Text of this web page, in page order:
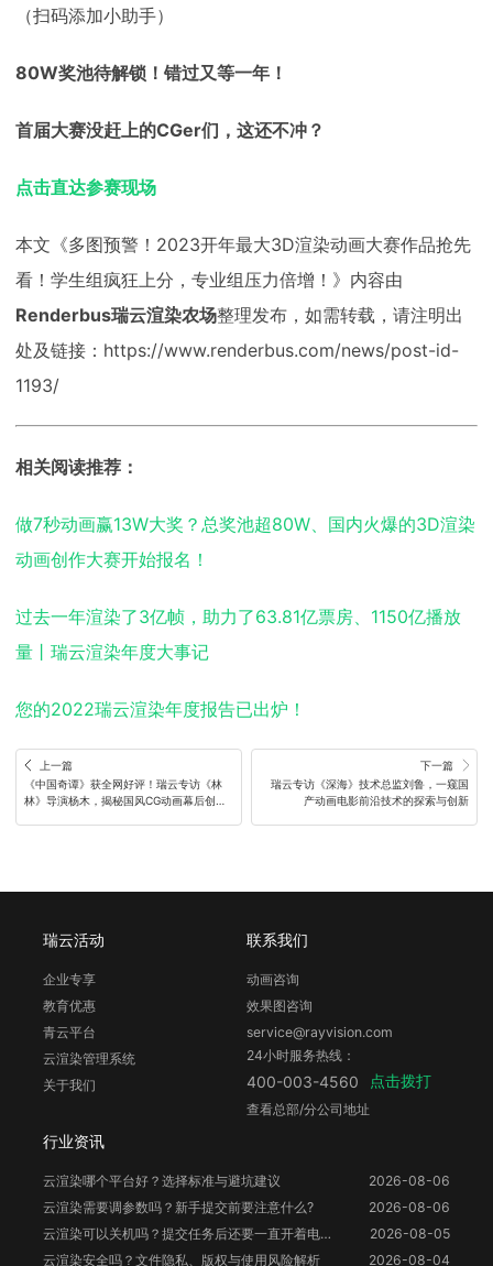
（扫码添加小助手）
80W奖池待解锁！ 错过又等一年！
首届大赛没赶上的CGer们， 这还不冲？
点击直达参赛现场
本文《多图预警！2023开年最大3D渲染动画大赛作品抢先
看！学生组疯狂上分，专业组压力倍增！》内容由
Renderbus瑞云渲染农场整理发布，如需转载，请注明出
处及链接：https://www.renderbus.com/news/post-id-
1193/
相关阅读推荐：
做7秒动画赢13W大奖？总奖池超80W、国内火爆的3D渲染
动画创作大赛开始报名！
过去一年渲染了3亿帧，助力了63.81亿票房、1150亿播放
量丨瑞云渲染年度大事记
您的2022瑞云渲染年度报告已出炉！
上一篇
《中国奇谭》获全网好评！瑞云专访《林
林》导演杨木，揭秘国风CG动画幕后创作
下一篇
瑞云专访《深海》技术总监刘鲁，一窥国
产动画电影前沿技术的探索与创新
瑞云活动
企业专享
教育优惠
青云平台
云渲染管理系统
关于我们
行业资讯
云渲染哪个平台好？选择标准与避坑建议
2026-08-06
云渲染需要调参数吗？新手提交前要注意什么?
2026-08-06
云渲染可以关机吗？提交任务后还要一直开着电脑吗？
2026-08-05
云渲染安全吗？文件隐私、版权与使用风险解析
2026-08-04
联系我们
动画咨询
效果图咨询
service@rayvision.com
24小时服务热线：
400-003-4560 点击拨打
查看总部/分公司地址